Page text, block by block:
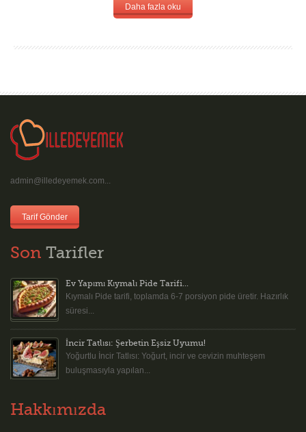
Daha fazla oku
admin@illedeyemek.com...
Tarif Gönder
Son Tarifler
Ev Yapımı Kıymalı Pide Tarifi...
Kıymalı Pide tarifi, toplamda 6-7 porsiyon pide üretir. Hazırlık
süresi...
İncir Tatlısı: Şerbetin Eşsiz Uyumu!
Yoğurtlu İncir Tatlısı: Yoğurt, incir ve cevizin muhteşem
buluşmasıyla yapılan...
Hakkımızda